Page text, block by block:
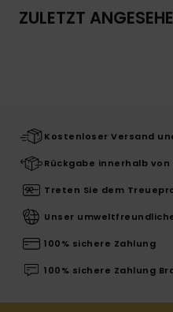
ZULETZT
Kostenloser Versand
Rückgabe innerhalb von
Treten Sie dem
Unser
100% sichere Zahlung
100% sichere Zahlung